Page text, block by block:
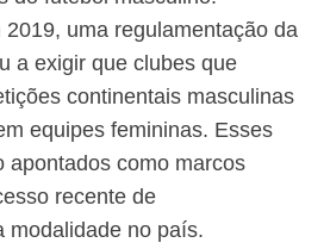
uma regulamentação da
a exigir que clubes que
continentais masculinas
equipes femininas. Esses
apontados como marcos
recente de
modalidade no país.